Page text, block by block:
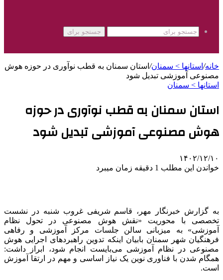
جستجو برای
خانه/ استانها > سمنان/ استان سمنان به قطب نوآوری در حوزه هوش
مصنوعی آموزشی تبدیل شود
استانها > سمنان
استان سمنان به قطب نوآوری در حوزه
هوش مصنوعی آموزشی تبدیل شود
۱۴۰۲/۱۲/۱۰
خواندن این مطلب 1 دقیقه زمان میبرد
به گزارش خبرنگار مهر، قاسم شریفی غروب شنبه در نشست
تخصصی با محوریت «نقش هوش مصنوعی در تحول نظام
آموزشی» به میزبانی سالن جلسات مرکز آموزشی و رفاهی
فرهنگیان شهر سمنان بابیان اینکه تدوین راهبردهای اجرایی هوش
مصنوعی در نظام آموزشی می‌بایست انجام شود، ابراز داشت:
همگام شدن با فناوری نوین یک نیاز اساسی و مهم در ارتقا آموزش
است.